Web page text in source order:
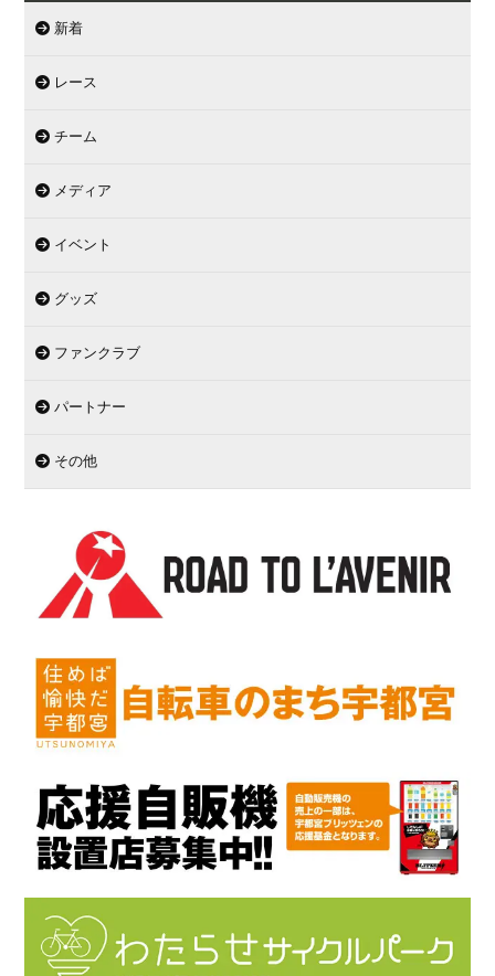
新着
レース
チーム
メディア
イベント
グッズ
ファンクラブ
パートナー
その他